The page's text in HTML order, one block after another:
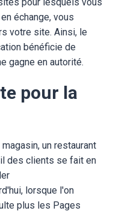
pour lesquels vous
échange, vous
votre site. Ainsi, le
bénéficie de
gagne en autorité.
pour la
un restaurant
des clients se fait en
lorsque l'on
plus les Pages